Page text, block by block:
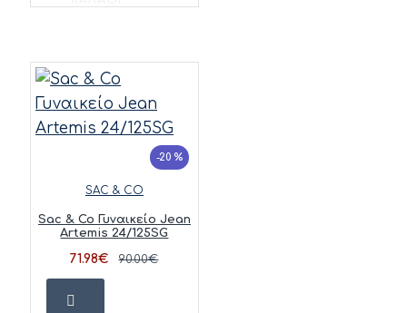
-20 %
SAC & CO
Sac & Co Γυναικείο Jean
Artemis 24/125SG
71.98€ 90.00€